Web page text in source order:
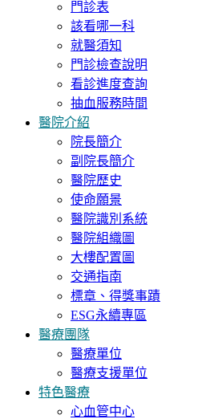
門診表
該看哪一科
就醫須知
門診檢查說明
看診進度查詢
抽血服務時間
醫院介紹
院長簡介
副院長簡介
醫院歷史
使命願景
醫院識別系統
醫院組織圖
大樓配置圖
交通指南
標章、得獎事蹟
ESG永續專區
醫療團隊
醫療單位
醫療支援單位
特色醫療
心血管中心